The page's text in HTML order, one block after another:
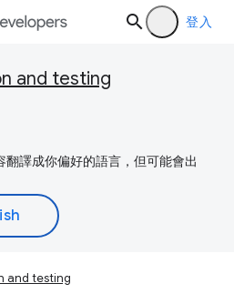
登入
and testing
譯成你偏好的語言，但可能會出
and testing